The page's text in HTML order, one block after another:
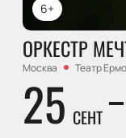
6+
ОРКЕСТР
Москва Театр
25 СЕНТ